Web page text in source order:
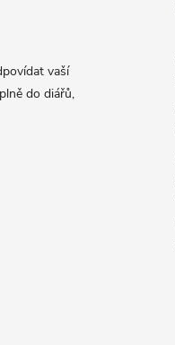
vaší
do diářů,